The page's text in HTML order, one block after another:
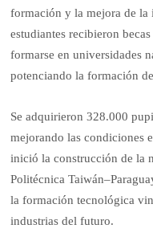
formación y la mejora de la
estudiantes recibieron
formarse en universidades
potenciando la formación
Se adquirieron 328.000
mejorando las condiciones
inició la construcción de la
Politécnica
la formación tecnológica
industrias del futuro.